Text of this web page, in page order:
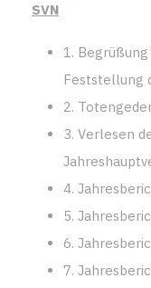
SVN
1.
Feststellung
2.
3. Verlesen
4.
5.
6.
7.